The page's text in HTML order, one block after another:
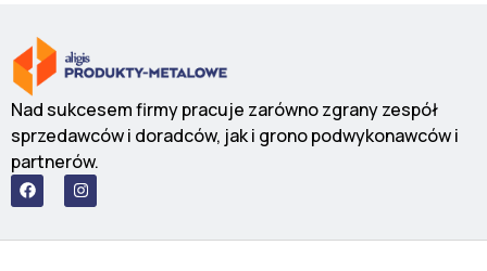
Nad sukcesem firmy pracuje zarówno zgrany zespół
sprzedawców i doradców, jak i grono podwykonawców i
partnerów.
F
a
c
b
I
n
s
a